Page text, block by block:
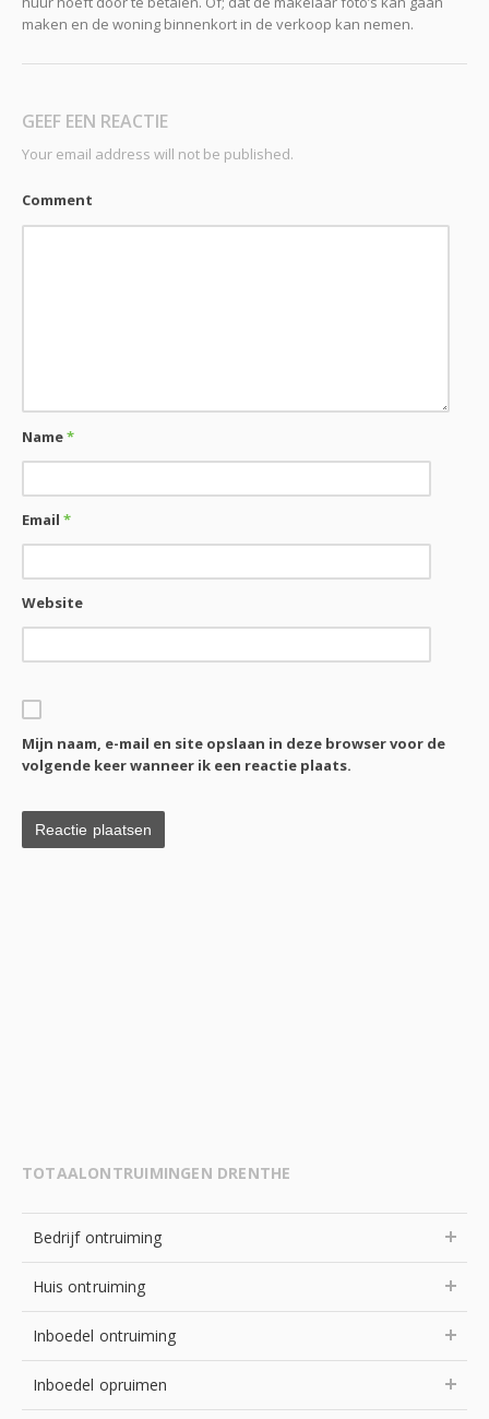
maken en de woning binnenkort in de verkoop kan nemen.
GEEF EEN REACTIE
Your email address will not be published.
Comment
Name*
Email*
Website
Mijn naam, e-mail en site opslaan in deze browser voor de
volgende keer wanneer ik een reactie plaats.
TOTAALONTRUIMINGEN DRENTHE
Bedrijf ontruiming
Huis ontruiming
Inboedel ontruiming
Inboedel opruimen